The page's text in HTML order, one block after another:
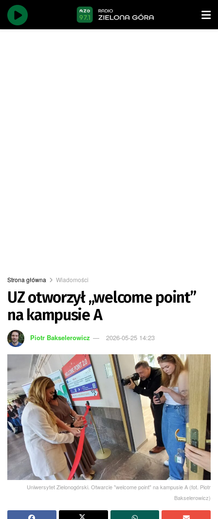
Strona główna Wiadomości
UZ otworzył „welcome point”
na kampusie A
Piotr Bakselerowicz 2026-05-25 14:23
Uniwersytet Zielonogórski. Otwarcie "welcome point" na kampusie A (fot. Piotr
Bakselerowicz)